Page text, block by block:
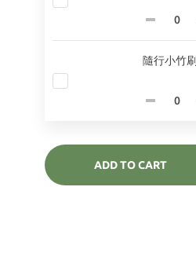
隨行小竹刷
ADD TO CART